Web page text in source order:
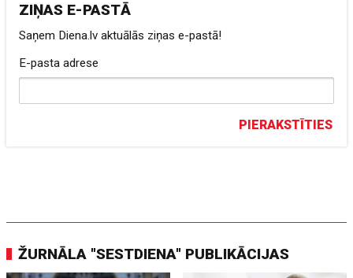
ZIŅAS E-PASTĀ
Saņem Diena.lv aktuālās ziņas e-pastā!
E-pasta adrese
PIERAKSTĪTIES
ŽURNĀLA "SESTDIENA" PUBLIKĀCIJAS